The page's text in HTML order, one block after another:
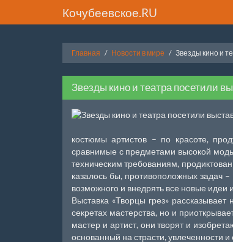
Кочубеевское.RU
Главная Новости в мире Звезды кино и
Звезды кино и театра посетили
костюмы артистов – по красоте,
сравнимые с предметами высокой
техническим требованиям,
казалось бы, противоположных задач
возможного и внедрять все новые идеи
Выставка «Творцы грез»
секретах мастерства, но и
мастер и артист, они творят и
основанный на страсти, увлеченности